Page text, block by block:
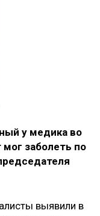
у медика во
заболеть по
выявили в